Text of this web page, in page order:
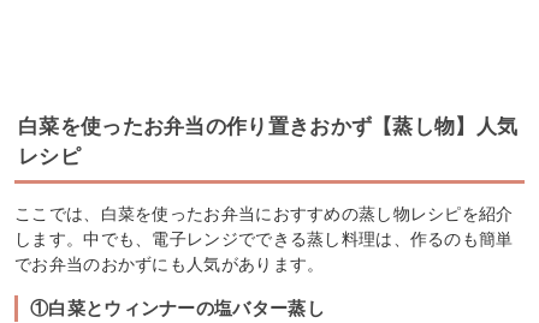
白菜を使ったお弁当の作り置きおかず【蒸し物】人気
レシピ
ここでは、白菜を使ったお弁当におすすめの蒸し物レシピを紹介
します。中でも、電子レンジでできる蒸し料理は、作るのも簡単
でお弁当のおかずにも人気があります。
①白菜とウィンナーの塩バター蒸し